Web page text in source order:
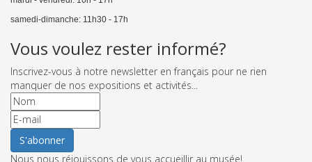
samedi-dimanche: 11h30 - 17h
Vous voulez rester informé?
Inscrivez-vous à notre newsletter en français pour ne rien
manquer de nos expositions et activités...
Nous nous réjouissons de vous accueillir au musée!